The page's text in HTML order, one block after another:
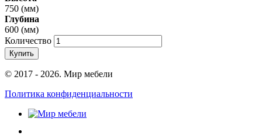
750 (мм)
Глубина
600 (мм)
Количество
Купить
© 2017 - 2026. Мир мебели
Политика конфиденциальности